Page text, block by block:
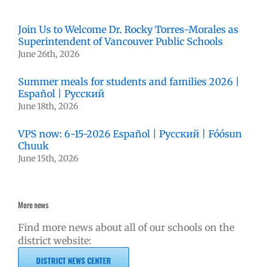
Join Us to Welcome Dr. Rocky Torres-Morales as
Superintendent of Vancouver Public Schools
June 26th, 2026
Summer meals for students and families 2026 |
Español | Русский
June 18th, 2026
VPS now: 6-15-2026 Español | Русский | Fóósun
Chuuk
June 15th, 2026
More news
Find more news about all of our schools on the
district website:
DISTRICT NEWS CENTER